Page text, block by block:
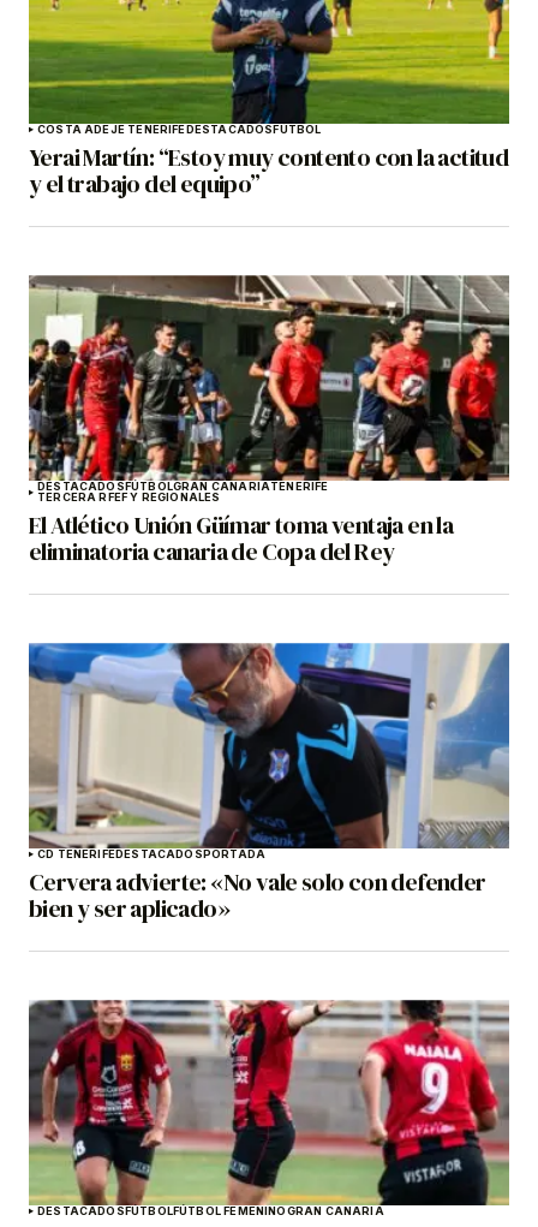
COSTA ADEJE TENERIFEDESTACADOSFÚTBOL
Yerai Martín: “Estoy muy contento con la actitud
y el trabajo del equipo”
DESTACADOSFÚTBOLGRAN CANARIATENERIFE
TERCERA RFEF Y REGIONALES
El Atlético Unión Güímar toma ventaja en la
eliminatoria canaria de Copa del Rey
CD TENERIFEDESTACADOSPORTADA
Cervera advierte: «No vale solo con defender
bien y ser aplicado»
DESTACADOSFÚTBOLFÚTBOL FEMENINOGRAN CANARIA